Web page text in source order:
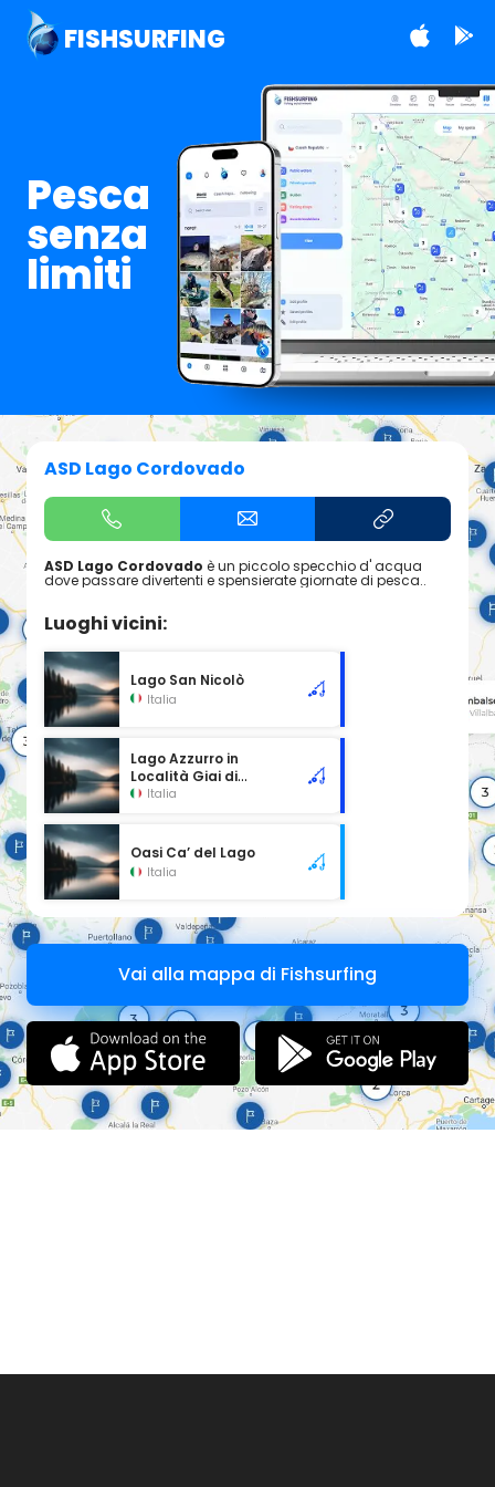
FISHSURFING
Pesca
senza
limiti
ASD Lago Cordovado
ASD Lago Cordovado è un piccolo specchio d' acqua
dove passare divertenti e spensierate giornate di pesca..
Luoghi vicini:
Lago San Nicolò
Italia
Lago Azzurro in
Località Giai di
Gruaro
Italia
Oasi Ca’ del Lago
Italia
Vai alla mappa di Fishsurfing